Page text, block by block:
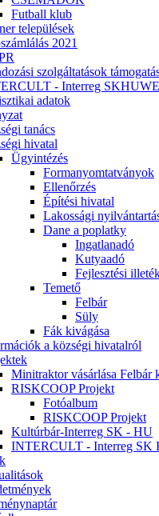
Futball klub
települések
2021
szolgáltatások
- Interreg
adatok
tanács
hivatal
Ügyintézés
Formanyomtatványok
Ellenőrzés
Építési hivatal
Lakossági
Dane a poplatky
Ingatlanadó
Kutyaadó
Fejlesztési
Temető
Felbár
Süly
Fák kivágása
a községi hivatalról
Minitraktor vásárlása Felbár
RISKCOOP Projekt
Fotóalbum
RISKCOOP Projekt
Kultúrbár-Interreg SK - HU
INTERCULT - Interreg SK